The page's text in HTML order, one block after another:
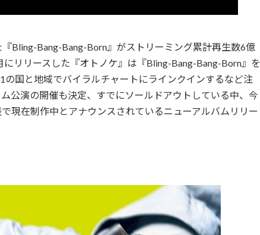
Bling-Bang-Bang-Born』がストリーミング累計再生数6億
リリースした『オトノケ』は『Bling-Bang-Bang-Born』を
国と地域でバイラルチャートにラインクインするなど注
公演の開催も決定、すでにソールドアウトしている中、今
現在制作中とアナウンスされているニューアルバムリリー